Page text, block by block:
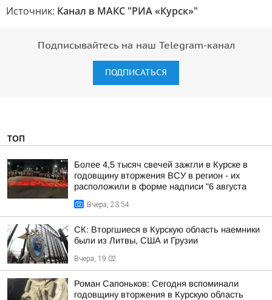
Источник: Канал в МАКС "РИА «Курск»"
Подписывайтесь на наш Telegram-канал
ПОДПИСАТЬСЯ
ТОП
Более 4,5 тысяч свечей зажгли в Курске в
годовщину вторжения ВСУ в регион - их
расположили в форме надписи "6 августа
Вчера, 23:54
СК: Вторгшиеся в Курскую область наемники
были из Литвы, США и Грузии
Вчера, 19:02
Роман Сапоньков: Сегодня вспоминали
годовщину вторжения в Курскую область